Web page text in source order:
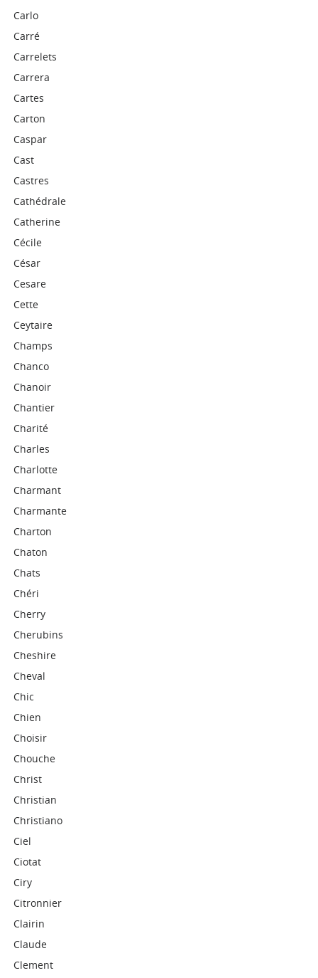
Carlo
Carré
Carrelets
Carrera
Cartes
Carton
Caspar
Cast
Castres
Cathédrale
Catherine
Cécile
César
Cesare
Cette
Ceytaire
Champs
Chanco
Chanoir
Chantier
Charité
Charles
Charlotte
Charmant
Charmante
Charton
Chaton
Chats
Chéri
Cherry
Cherubins
Cheshire
Cheval
Chic
Chien
Choisir
Chouche
Christ
Christian
Christiano
Ciel
Ciotat
Ciry
Citronnier
Clairin
Claude
Clement